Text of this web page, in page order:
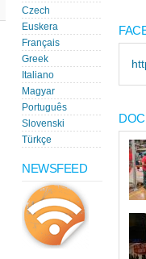
Czech
Euskera
Français
Greek
Italiano
Magyar
Português
Slovenski
Türkçe
NEWSFEED